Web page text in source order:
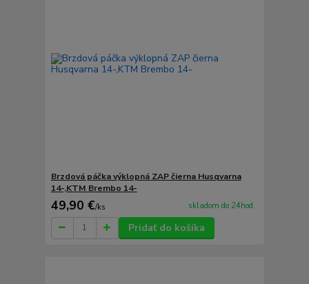
Brzdová páčka výklopná ZAP čierna Husqvarna
14-,KTM Brembo 14-
49,90 €/ks skladom do 24hod.
Pridať do košíka